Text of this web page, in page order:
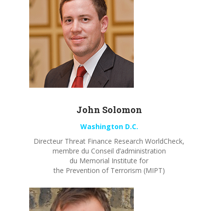
John Solomon
Washington D.C.
Directeur Threat Finance Research WorldCheck,
membre du Conseil d’administration
du Memorial Institute for
the Prevention of Terrorism (MIPT)